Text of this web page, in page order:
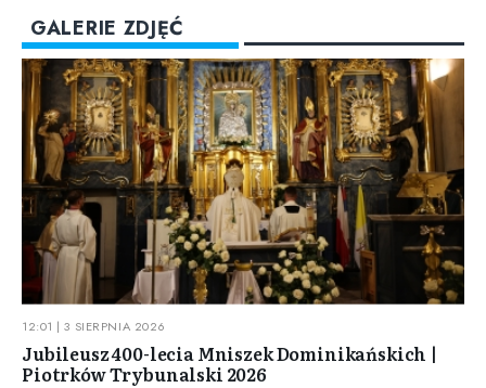
GALERIE ZDJĘĆ
12:01 | 3 SIERPNIA 2026
Jubileusz 400-lecia Mniszek Dominikańskich |
Piotrków Trybunalski 2026